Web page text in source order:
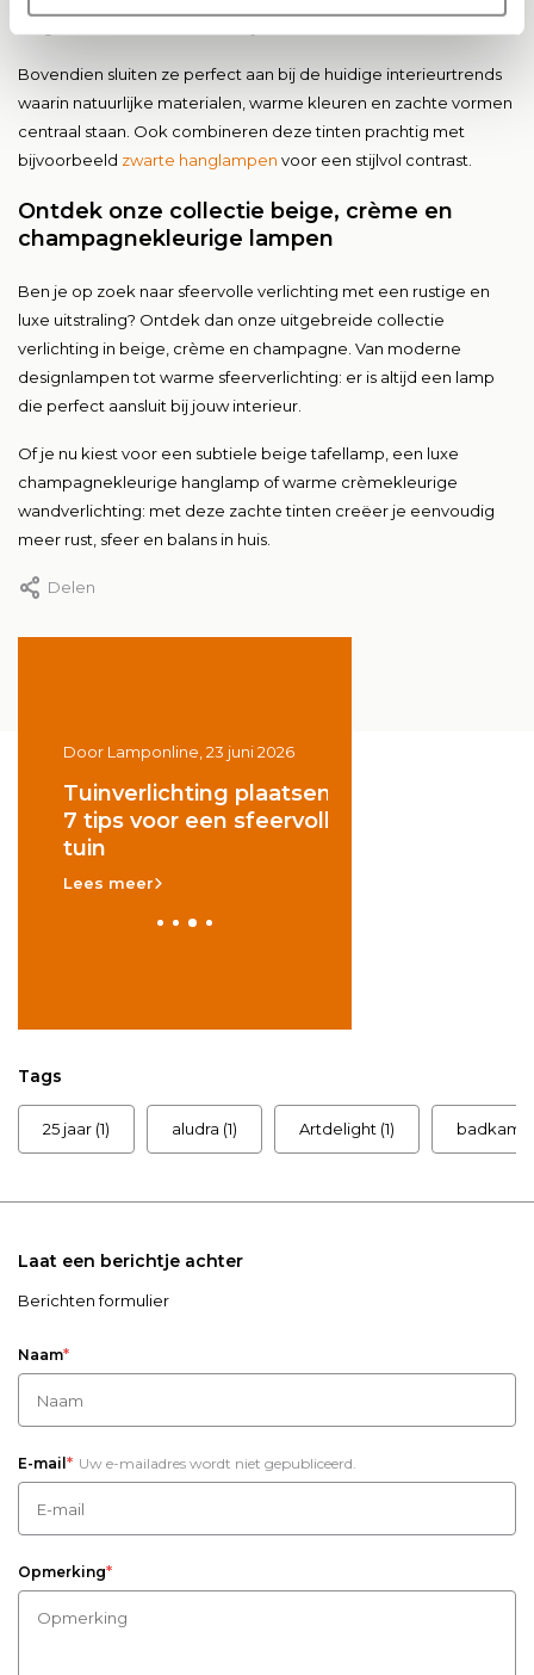
Bovendien sluiten ze perfect aan bij de huidige interieurtrends
waarin natuurlijke materialen, warme kleuren en zachte vormen
centraal staan. Ook combineren deze tinten prachtig met
bijvoorbeeld zwarte hanglampen voor een stijlvol contrast.
Ontdek onze collectie beige, crème en
champagnekleurige lampen
Ben je op zoek naar sfeervolle verlichting met een rustige en
luxe uitstraling? Ontdek dan onze uitgebreide collectie
verlichting in beige, crème en champagne. Van moderne
designlampen tot warme sfeerverlichting: er is altijd een lamp
die perfect aansluit bij jouw interieur.
Of je nu kiest voor een subtiele beige tafellamp, een luxe
champagnekleurige hanglamp of warme crèmekleurige
wandverlichting: met deze zachte tinten creëer je eenvoudig
meer rust, sfeer en balans in huis.
Delen
Door Lamponline, 23 juni 2026
Tuinverlichting plaatsen?
7 tips voor een sfeervolle
tuin
Lees meer
Tags
25 jaar (1) aludra (1) Artdelight (1)
Laat een berichtje achter
Berichten formulier
Naam*
E-mail * Uw e-mailadres wordt niet gepubliceerd.
Opmerking*